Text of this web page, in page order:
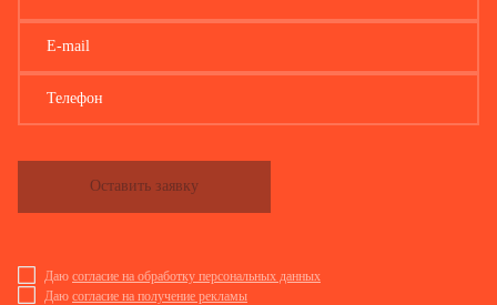
E-mail
Телефон
Даю согласие на обработку персональных данных
Даю согласие на получение рекламы
Оставить заявку